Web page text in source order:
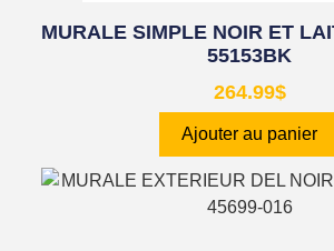
MURALE SIMPLE NOIR ET
55153BK
264.99$
Ajouter au panier